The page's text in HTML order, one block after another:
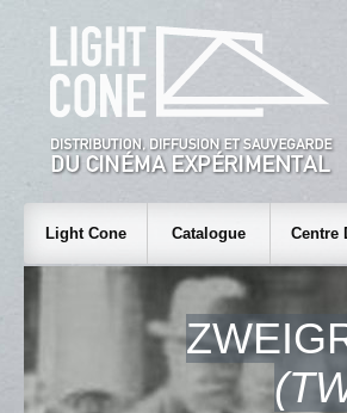
Light Cone Catalogue Centre